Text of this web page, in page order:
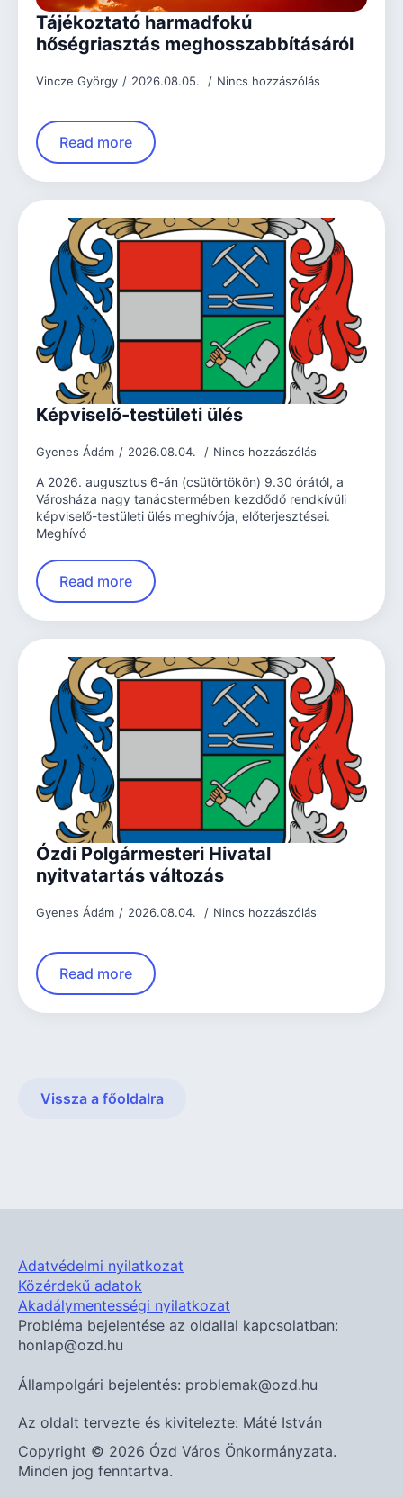
Tájékoztató harmadfokú
hőségriasztás meghosszabbításáról
Vincze György 2026.08.05. Nincs hozzászólás
Read more
Képviselő-testületi ülés
Gyenes Ádám 2026.08.04. Nincs hozzászólás
A 2026. augusztus 6-án (csütörtökön) 9.30 órától, a
Városháza nagy tanácstermében kezdődő rendkívüli
képviselő-testületi ülés meghívója, előterjesztései.
Meghívó
Read more
Ózdi Polgármesteri Hivatal
nyitvatartás változás
Gyenes Ádám 2026.08.04. Nincs hozzászólás
Read more
Vissza a főoldalra
Adatvédelmi nyilatkozat
Közérdekű adatok
Akadálymentességi nyilatkozat
Probléma bejelentése az oldallal kapcsolatban:
honlap@ozd.hu
Állampolgári bejelentés: problemak@ozd.hu
Az oldalt tervezte és kivitelezte: Máté István
Copyright © 2026 Ózd Város Önkormányzata.
Minden jog fenntartva.